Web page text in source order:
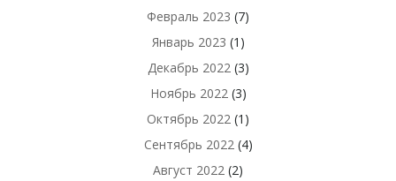
Февраль 2023 (7)
Январь 2023 (1)
Декабрь 2022(3)
Ноябрь 2022(3)
Октябрь 2022 (1)
Сентябрь 2022(4)
Август 2022 (2)